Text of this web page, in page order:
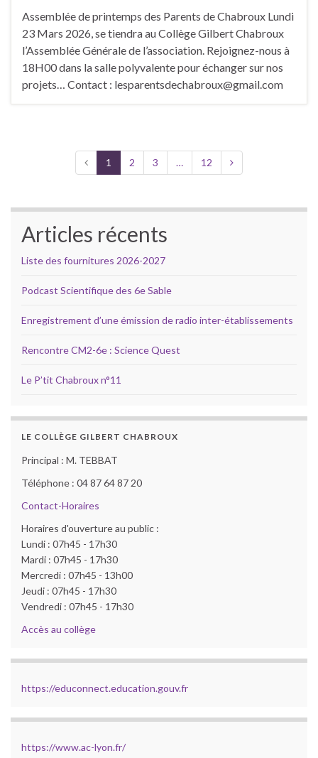
Assemblée de printemps des Parents de Chabroux Lundi
23 Mars 2026, se tiendra au Collège Gilbert Chabroux
l’Assemblée Générale de l’association. Rejoignez-nous à
18H00 dans la salle polyvalente pour échanger sur nos
projets… Contact : lesparentsdechabroux@gmail.com
1 2 3 … 12
Articles récents
Liste des fournitures 2026-2027
Podcast Scientifique des 6e Sable
Enregistrement d’une émission de radio inter-établissements
Rencontre CM2-6e : Science Quest
Le P’tit Chabroux n°11
LE COLLÈGE GILBERT CHABROUX
Principal : M. TEBBAT
Téléphone : 04 87 64 87 20
Contact-Horaires
Horaires d'ouverture au public :
Lundi : 07h45 - 17h30
Mardi : 07h45 - 17h30
Mercredi : 07h45 - 13h00
Jeudi : 07h45 - 17h30
Vendredi : 07h45 - 17h30
Accès au collège
https://educonnect.education.gouv.fr
https://www.ac-lyon.fr/